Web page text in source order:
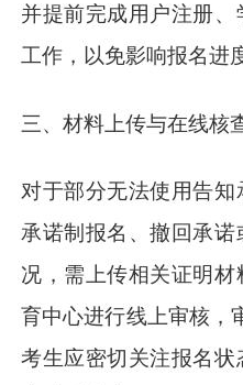
并提前完成用户注册
工作，以免影响报名进
三、材料上传与在线核
对于部分无法使用告
承诺制报名、撤回承
况，需上传相关证明
育中心进行线上审核，
考生应密切关注报名状